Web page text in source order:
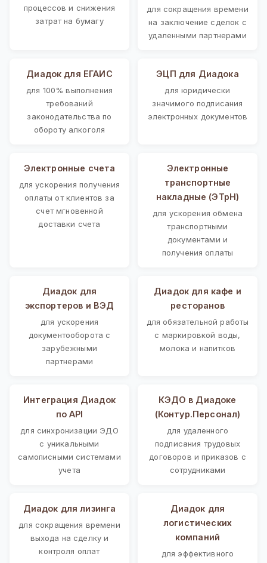
процессов и снижения
затрат на бумагу
для сокращения времени
на заключение сделок с
удаленными партнерами
Диадок для ЕГАИС
для 100% выполнения
требований
законодательства по
обороту алкоголя
ЭЦП для Диадока
для юридически
значимого подписания
электронных документов
Электронные счета
для ускорения получения
оплаты от клиентов за
счет мгновенной
доставки счета
Электронные
транспортные
накладные (ЭТрН)
для ускорения обмена
транспортными
документами и
получения оплаты
Диадок для
экспортеров и ВЭД
для ускорения
документооборота с
зарубежными
партнерами
Диадок для кафе и
ресторанов
для обязательной работы
с маркировкой воды,
молока и напитков
Интеграция Диадок
по API
для синхронизации ЭДО
с уникальными
самописными системами
учета
КЭДО в Диадоке
(Контур.Персонал)
для удаленного
подписания трудовых
договоров и приказов с
сотрудниками
Диадок для лизинга
для сокращения времени
выхода на сделку и
контроля оплат
Диадок для
логистических
компаний
для эффективного